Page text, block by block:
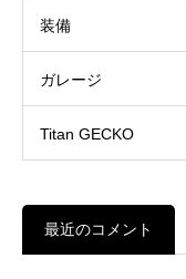
装備
ガレージ
Titan GECKO
最近のコメント